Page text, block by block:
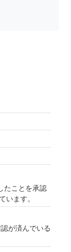
たことを承認
います。
が済んでいる